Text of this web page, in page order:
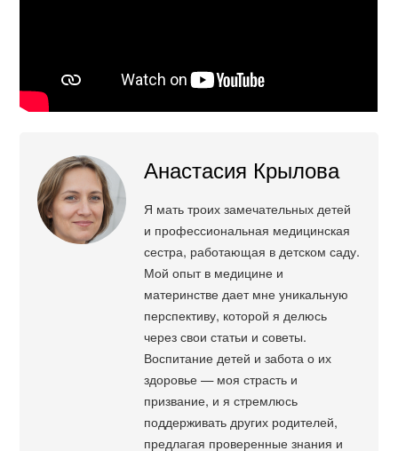
Анастасия Крылова
Я мать троих замечательных детей
и профессиональная медицинская
сестра, работающая в детском саду.
Мой опыт в медицине и
материнстве дает мне уникальную
перспективу, которой я делюсь
через свои статьи и советы.
Воспитание детей и забота о их
здоровье — моя страсть и
призвание, и я стремлюсь
поддерживать других родителей,
предлагая проверенные знания и